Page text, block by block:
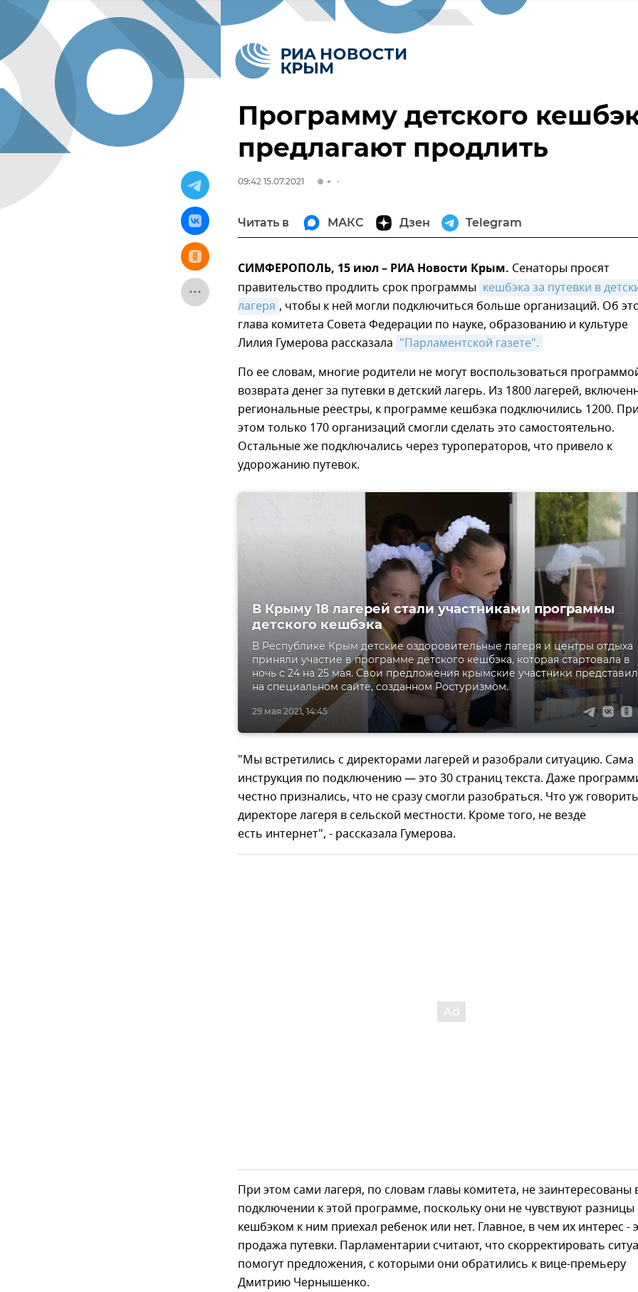
Программу детского
предлагают продлить
09:42 15.07.2021
Читать в МАКС Дзен Telegram
СИМФЕРОПОЛЬ, 15 июл – РИА Новости Крым. Сенаторы просят
правительство продлить срок программы кешбэка за путевки в
лагеря , чтобы к ней могли подключиться больше организаций. Об
глава комитета Совета Федерации по науке, образованию и культуре
Лилия Гумерова рассказала "Парламентской газете".
По ее словам, многие родители не могут воспользоваться
возврата денег за путевки в детский лагерь. Из 1800 лагерей,
региональные реестры, к программе кешбэка подключились 1200. При
этом только 170 организаций смогли сделать это самостоятельно.
Остальные же подключались через туроператоров, что привело к
удорожанию путевок.
29 мая 2021, 14:45
В Крыму 18 лагерей стали участниками программы
детского кешбэка
В Республике Крым детские оздоровительные лагеря и центры отдыха
приняли участие в программе детского кешбэка, которая стартовала в
ночь с 24 на 25 мая. Свои предложения крымские участники
на специальном сайте, созданном Ростуризмом.
"Мы встретились с директорами лагерей и разобрали ситуацию. Сама
инструкция по подключению — это 30 страниц текста. Даже
честно признались, что не сразу смогли разобраться. Что уж
директоре лагеря в сельской местности. Кроме того, не везде
есть интернет", - рассказала Гумерова.
При этом сами лагеря, по словам главы комитета, не заинтересованы
подключении к этой программе, поскольку они не чувствуют
кешбэком к ним приехал ребенок или нет. Главное, в чем их интерес -
продажа путевки. Парламентарии считают, что скорректировать
помогут предложения, с которыми они обратились к вице-премьеру
Дмитрию Чернышенко.